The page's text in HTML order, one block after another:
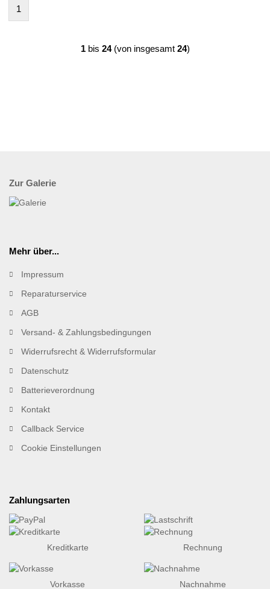
1
1bis 24(von insgesamt 24)
Zur Galerie
Mehr über...
Impressum
Reparaturservice
AGB
Versand- & Zahlungsbedingungen
Widerrufsrecht & Widerrufsformular
Datenschutz
Batterieverordnung
Kontakt
Callback Service
Cookie Einstellungen
Zahlungsarten
Kreditkarte Rechnung
Vorkasse Nachnahme